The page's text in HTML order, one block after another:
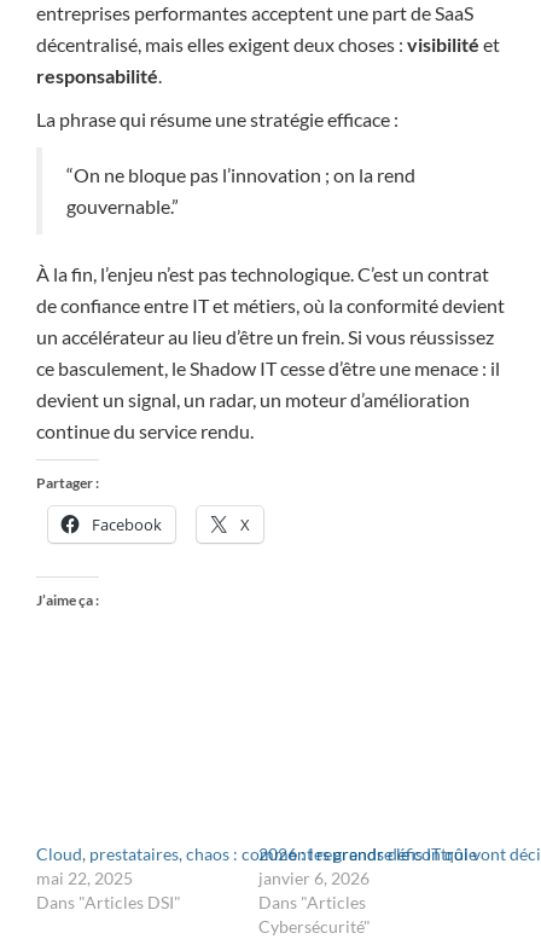
entreprises performantes acceptent une part de SaaS
décentralisé, mais elles exigent deux choses : visibilité et
responsabilité.
La phrase qui résume une stratégie efficace :
“On ne bloque pas l’innovation ; on la rend
gouvernable.”
À la fin, l’enjeu n’est pas technologique. C’est un contrat
de confiance entre IT et métiers, où la conformité devient
un accélérateur au lieu d’être un frein. Si vous réussissez
ce basculement, le Shadow IT cesse d’être une menace : il
devient un signal, un radar, un moteur d’amélioration
continue du service rendu.
Partager :
Facebook X
J’aime ça :
Cloud, prestataires, chaos : comment reprendre le contrôle
mai 22, 2025
Dans "Articles DSI"
2026 : les grands défis IT qui vont
janvier 6, 2026
Dans "Articles
Cybersécurité"